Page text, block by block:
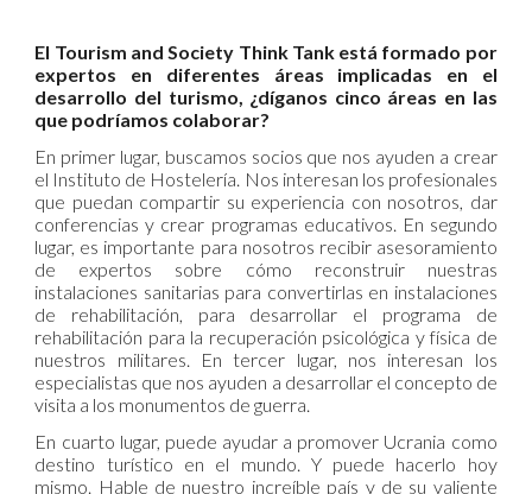
El Tourism and Society Think Tank está formado por
expertos en diferentes áreas implicadas en el
desarrollo del turismo, ¿díganos cinco áreas en las
que podríamos colaborar?
En primer lugar, buscamos socios que nos ayuden a crear
el Instituto de Hostelería. Nos interesan los profesionales
que puedan compartir su experiencia con nosotros, dar
conferencias y crear programas educativos. En segundo
lugar, es importante para nosotros recibir asesoramiento
de expertos sobre cómo reconstruir nuestras
instalaciones sanitarias para convertirlas en instalaciones
de rehabilitación, para desarrollar el programa de
rehabilitación para la recuperación psicológica y física de
nuestros militares. En tercer lugar, nos interesan los
especialistas que nos ayuden a desarrollar el concepto de
visita a los monumentos de guerra.
En cuarto lugar, puede ayudar a promover Ucrania como
destino turístico en el mundo. Y puede hacerlo hoy
mismo. Hable de nuestro increíble país y de su valiente